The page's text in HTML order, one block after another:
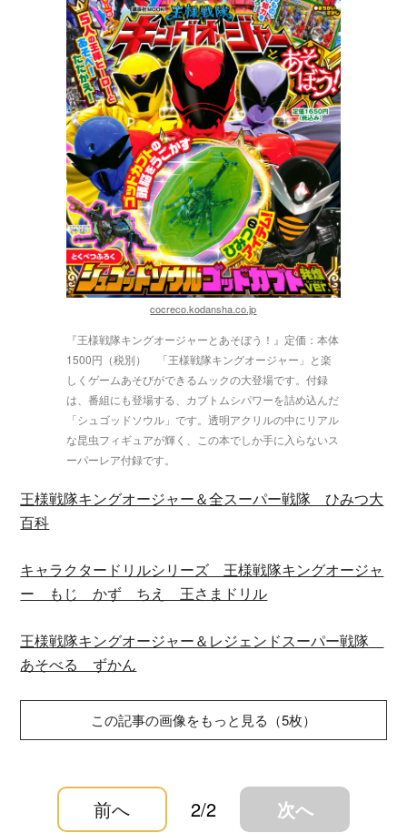
cocreco.kodansha.co.jp
『王様戦隊キングオージャーとあそぼう！』定価：本体
1500円（税別） 「王様戦隊キングオージャー」と楽
しくゲームあそびができるムックの大登場です。付録
は、番組にも登場する、カブトムシパワーを詰め込んだ
「シュゴッドソウル」です。透明アクリルの中にリアル
な昆虫フィギュアが輝く、この本でしか手に入らないス
ーパーレア付録です。
王様戦隊キングオージャー＆全スーパー戦隊 ひみつ大
百科
キャラクタードリルシリーズ 王様戦隊キングオージャ
ー もじ かず ちえ 王さまドリル
王様戦隊キングオージャー＆レジェンドスーパー戦隊
あそべる ずかん
この記事の画像をもっと見る（5枚）
前へ 2/2 次へ